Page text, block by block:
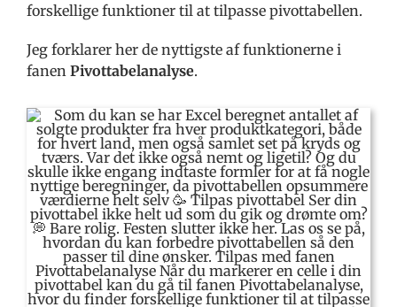
forskellige funktioner til at tilpasse pivottabellen.
Jeg forklarer her de nyttigste af funktionerne i
fanen Pivottabelanalyse.